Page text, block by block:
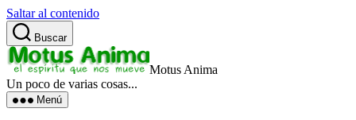
Saltar al contenido
Buscar
Motus Anima
Un poco de varias cosas...
Menú